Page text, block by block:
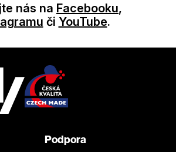
nás na Facebooku,
či YouTube.
Podpora